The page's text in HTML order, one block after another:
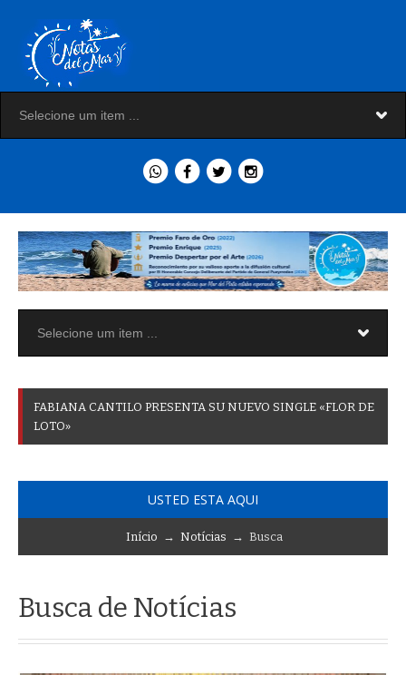
FABIANA CANTILO PRESENTA SU NUEVO SINGLE «FLOR DE
LOTO»
USTED ESTA AQUI
Início → Notícias → Busca
Busca de Notícias